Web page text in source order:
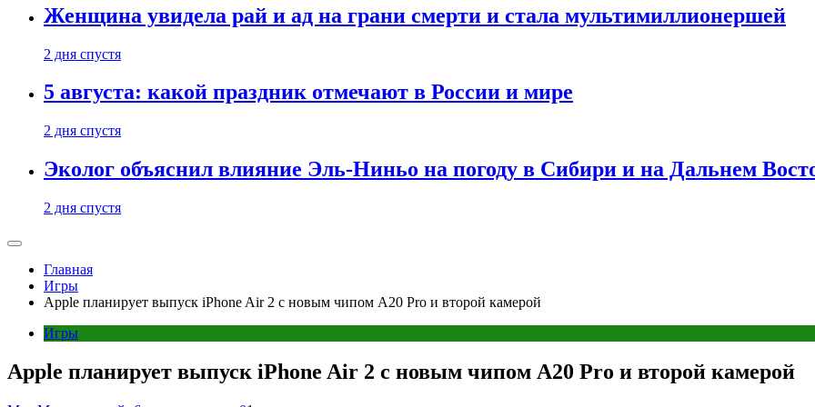
Женщина увидела рай и ад на грани смерти и стала мультимиллионершей
2 дня спустя
5 августа: какой праздник отмечают в России и мире
2 дня спустя
Эколог объяснил влияние Эль-Ниньо на погоду в Сибири и на Дальнем
2 дня спустя
Главная
Игры
Apple планирует выпуск iPhone Air 2 с новым чипом A20 Pro и второй камерой
Игры
Apple планирует выпуск iPhone Air 2 с новым чипом A20 Pro и второй камерой